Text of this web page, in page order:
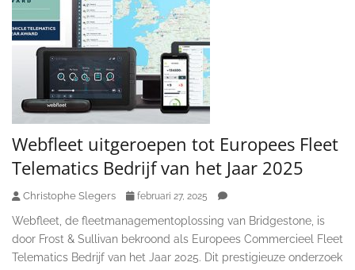
Webfleet uitgeroepen tot Europees Fleet
Telematics Bedrijf van het Jaar 2025
Christophe Slegers februari 27, 2025
Webfleet, de fleetmanagementoplossing van Bridgestone, is
door Frost & Sullivan bekroond als Europees Commercieel Fleet
Telematics Bedrijf van het Jaar 2025. Dit prestigieuze onderzoek